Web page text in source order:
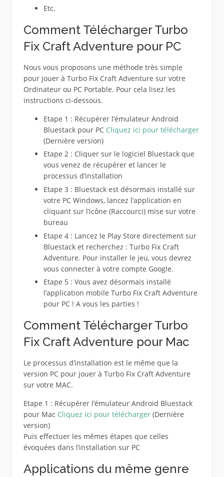
Etc.
Comment Télécharger Turbo
Fix Craft Adventure pour PC
Nous vous proposons une méthode très simple
pour jouer à Turbo Fix Craft Adventure sur votre
Ordinateur ou PC Portable. Pour cela lisez les
instructions ci-dessous.
Etape 1 : Récupérer l’émulateur Android
Bluestack pour PC Cliquez ici pour télécharger
(Dernière version)
Etape 2 : Cliquer sur le logiciel Bluestack que
vous venez de récupérer et lancer le
processus d’installation
Etape 3 : Bluestack est désormais installé sur
votre PC Windows, lancez l’application en
cliquant sur l’icône (Raccourci) mise sur votre
bureau
Etape 4 : Lancez le Play Store directement sur
Bluestack et recherchez : Turbo Fix Craft
Adventure. Pour installer le jeu, vous devrez
vous connecter à votre compte Google.
Etape 5 : Vous avez désormais installé
l’application mobile Turbo Fix Craft Adventure
pour PC ! A vous les parties !
Comment Télécharger Turbo
Fix Craft Adventure pour Mac
Le processus d’installation est le même que la
version PC pour jouer à Turbo Fix Craft Adventure
sur votre MAC.
Etape 1 : Récupérer l’émulateur Android Bluestack
pour Mac Cliquez ici pour télécharger(Dernière
version)
Puis effectuer les mêmes étapes que celles
évoquées dans l’installation sur PC
Applications du même genre